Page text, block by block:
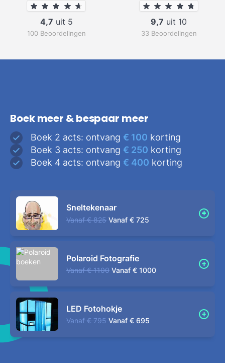
4,7 uit 5
100 Beoordelingen
9,7 uit 10
33 Beoordelingen
Boek meer & bespaar meer
Boek 2 acts: ontvang € 100 korting
Boek 3 acts: ontvang € 250 korting
Boek 4 acts: ontvang € 400 korting
Sneltekenaar
Vanaf € 825 Vanaf € 725
Polaroid Fotografie
Vanaf € 1100 Vanaf € 1000
LED Fotohokje
Vanaf € 795 Vanaf € 695